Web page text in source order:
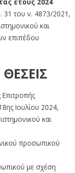
31 του ν. 4873/2021,
και
επιπέδου
Ιουλίου 2024,
και
προσωπικού
με σχέση